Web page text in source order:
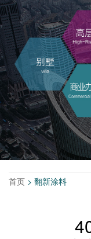
首页 > 翻新涂料